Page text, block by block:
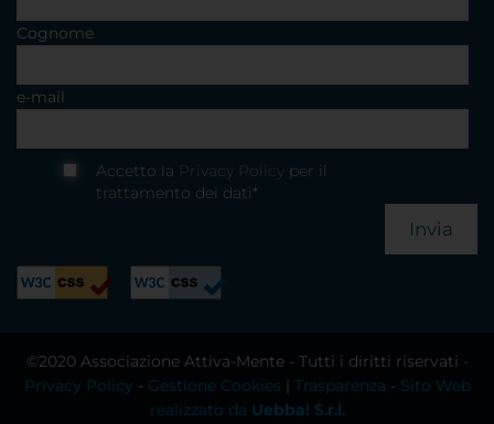
Cognome
e-mail
Accetto la Privacy Policy per il
trattamento dei dati*
Invia
©2020 Associazione Attiva-Mente - Tutti i diritti riservati -
Privacy Policy - Gestione Cookies | Trasparenza - Sito Web
realizzato da Uebba! S.r.l.